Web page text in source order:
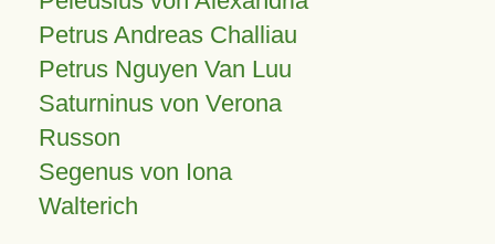
Petrus Andreas Challiau
Petrus Nguyen Van Luu
Saturninus von Verona
Russon
Segenus von Iona
Walterich